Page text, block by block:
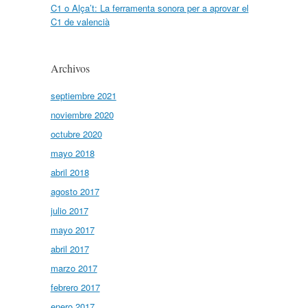
C1 o Alça’t: La ferramenta sonora per a aprovar el
C1 de valencià
Archivos
septiembre 2021
noviembre 2020
octubre 2020
mayo 2018
abril 2018
agosto 2017
julio 2017
mayo 2017
abril 2017
marzo 2017
febrero 2017